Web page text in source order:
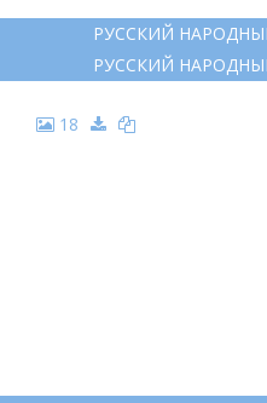
РУССКИЙ
РУССКИЙ
18